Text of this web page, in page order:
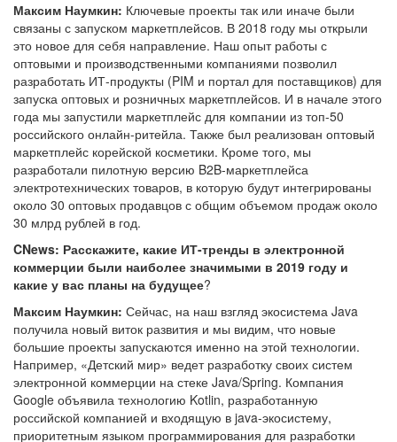
Максим Наумкин: Ключевые проекты так или иначе были
связаны с запуском маркетплейсов. В 2018 году мы открыли
это новое для себя направление. Наш опыт работы с
оптовыми и производственными компаниями позволил
разработать ИТ-продукты (PIM и портал для поставщиков) для
запуска оптовых и розничных маркетплейсов. И в начале этого
года мы запустили маркетплейс для компании из топ-50
российского онлайн-ритейла. Также был реализован оптовый
маркетплейс корейской косметики. Кроме того, мы
разработали пилотную версию B2B-маркетплейса
электротехнических товаров, в которую будут интегрированы
около 30 оптовых продавцов с общим объемом продаж около
30 млрд рублей в год.
CNews: Расскажите, какие ИТ-тренды в электронной
коммерции были наиболее значимыми в 2019 году и
какие у вас планы на будущее?
Максим Наумкин: Сейчас, на наш взгляд экосистема Java
получила новый виток развития и мы видим, что новые
большие проекты запускаются именно на этой технологии.
Например, «Детский мир» ведет разработку своих систем
электронной коммерции на стеке Java/Spring. Компания
Google объявила технологию Kotlin, разработанную
российской компанией и входящую в java-экосистему,
приоритетным языком программирования для разработки